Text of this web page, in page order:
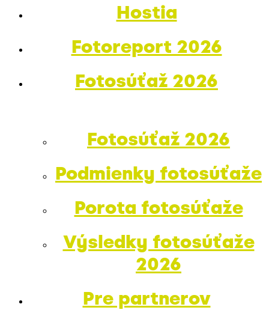
Hostia
Fotoreport 2026
Fotosúťaž 2026
Fotosúťaž 2026
Podmienky fotosúťaže
Porota fotosúťaže
Výsledky fotosúťaže
2026
Pre partnerov